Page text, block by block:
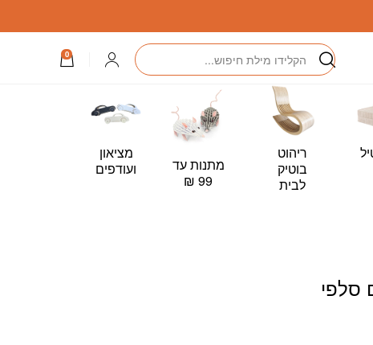
חיפוש התחברות
0
ריהוט
בוטיק
לבית
מתנות עד
99 ₪
מציאון
ועודפים
סלפי